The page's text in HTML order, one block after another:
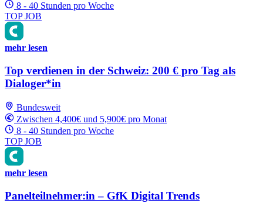
8 - 40 Stunden pro Woche
TOP JOB
mehr lesen
Top verdienen in der Schweiz: 200 € pro Tag als
Dialoger*in
Bundesweit
Zwischen 4,400€ und 5,900€ pro Monat
8 - 40 Stunden pro Woche
TOP JOB
mehr lesen
Panelteilnehmer:in – GfK Digital Trends